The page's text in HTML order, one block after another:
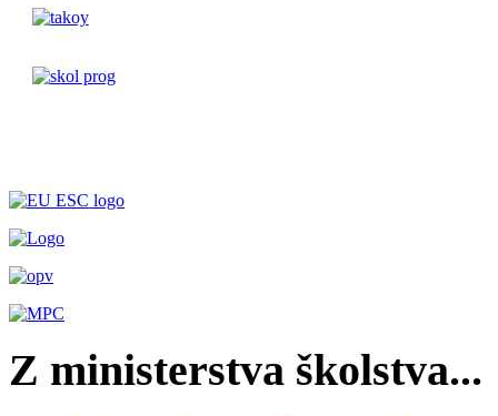
Z ministerstva školstva...